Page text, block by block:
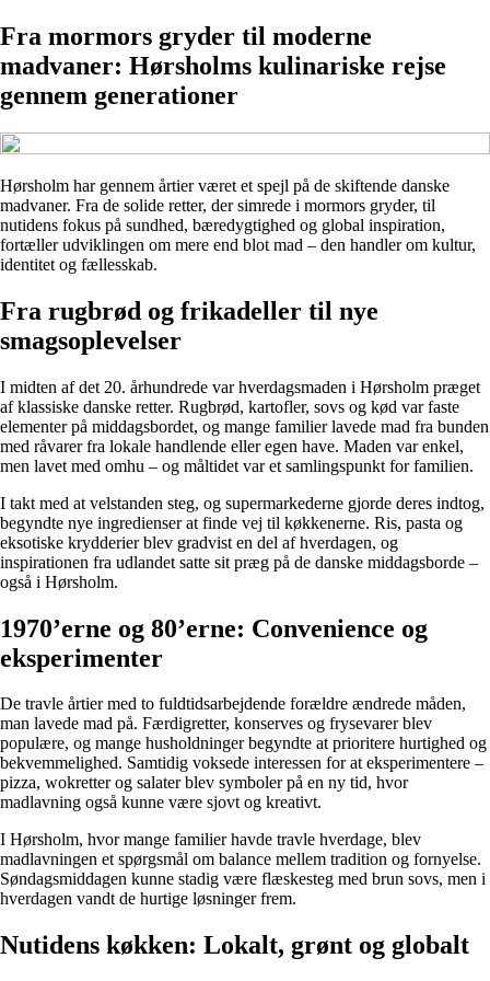
Fra mormors gryder til moderne
madvaner: Hørsholms kulinariske rejse
gennem generationer
Hørsholm har gennem årtier været et spejl på de skiftende danske
madvaner. Fra de solide retter, der simrede i mormors gryder, til
nutidens fokus på sundhed, bæredygtighed og global inspiration,
fortæller udviklingen om mere end blot mad – den handler om kultur,
identitet og fællesskab.
Fra rugbrød og frikadeller til nye
smagsoplevelser
I midten af det 20. århundrede var hverdagsmaden i Hørsholm præget
af klassiske danske retter. Rugbrød, kartofler, sovs og kød var faste
elementer på middagsbordet, og mange familier lavede mad fra bunden
med råvarer fra lokale handlende eller egen have. Maden var enkel,
men lavet med omhu – og måltidet var et samlingspunkt for familien.
I takt med at velstanden steg, og supermarkederne gjorde deres indtog,
begyndte nye ingredienser at finde vej til køkkenerne. Ris, pasta og
eksotiske krydderier blev gradvist en del af hverdagen, og
inspirationen fra udlandet satte sit præg på de danske middagsborde –
også i Hørsholm.
1970’erne og 80’erne: Convenience og
eksperimenter
De travle årtier med to fuldtidsarbejdende forældre ændrede måden,
man lavede mad på. Færdigretter, konserves og frysevarer blev
populære, og mange husholdninger begyndte at prioritere hurtighed og
bekvemmelighed. Samtidig voksede interessen for at eksperimentere –
pizza, wokretter og salater blev symboler på en ny tid, hvor
madlavning også kunne være sjovt og kreativt.
I Hørsholm, hvor mange familier havde travle hverdage, blev
madlavningen et spørgsmål om balance mellem tradition og fornyelse.
Søndagsmiddagen kunne stadig være flæskesteg med brun sovs, men i
hverdagen vandt de hurtige løsninger frem.
Nutidens køkken: Lokalt, grønt og globalt